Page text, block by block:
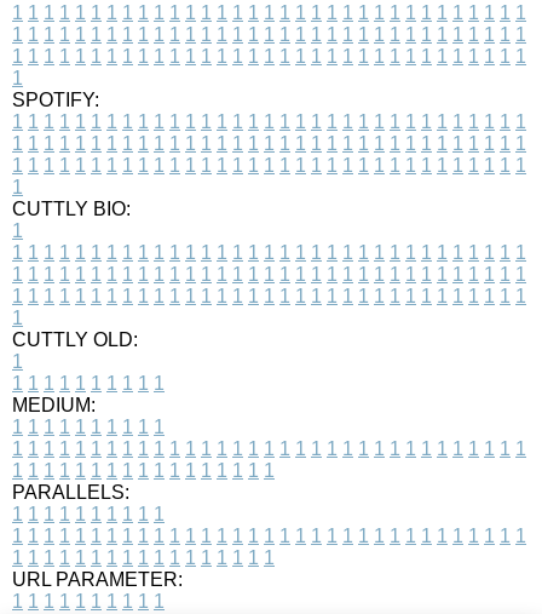
1 1 1 1 1 1 1 1 1 1 1 1 1 1 1 1 1 1 1 1 1 1 1 1 1 1 1 1 1 1 1 1 1
1 1 1 1 1 1 1 1 1 1 1 1 1 1 1 1 1 1 1 1 1 1 1 1 1 1 1 1 1 1 1 1 1
1 1 1 1 1 1 1 1 1 1 1 1 1 1 1 1 1 1 1 1 1 1 1 1 1 1 1 1 1 1 1 1 1
1
SPOTIFY:
1 1 1 1 1 1 1 1 1 1 1 1 1 1 1 1 1 1 1 1 1 1 1 1 1 1 1 1 1 1 1 1 1
1 1 1 1 1 1 1 1 1 1 1 1 1 1 1 1 1 1 1 1 1 1 1 1 1 1 1 1 1 1 1 1 1
1 1 1 1 1 1 1 1 1 1 1 1 1 1 1 1 1 1 1 1 1 1 1 1 1 1 1 1 1 1 1 1 1
1
CUTTLY BIO:
1
1 1 1 1 1 1 1 1 1 1 1 1 1 1 1 1 1 1 1 1 1 1 1 1 1 1 1 1 1 1 1 1 1
1 1 1 1 1 1 1 1 1 1 1 1 1 1 1 1 1 1 1 1 1 1 1 1 1 1 1 1 1 1 1 1 1
1 1 1 1 1 1 1 1 1 1 1 1 1 1 1 1 1 1 1 1 1 1 1 1 1 1 1 1 1 1 1 1 1
1
CUTTLY OLD:
1
1 1 1 1 1 1 1 1 1 1
MEDIUM:
1 1 1 1 1 1 1 1 1 1
1 1 1 1 1 1 1 1 1 1 1 1 1 1 1 1 1 1 1 1 1 1 1 1 1 1 1 1 1 1 1 1 1
1 1 1 1 1 1 1 1 1 1 1 1 1 1 1 1 1
PARALLELS:
1 1 1 1 1 1 1 1 1 1
1 1 1 1 1 1 1 1 1 1 1 1 1 1 1 1 1 1 1 1 1 1 1 1 1 1 1 1 1 1 1 1 1
1 1 1 1 1 1 1 1 1 1 1 1 1 1 1 1 1
URL PARAMETER:
1 1 1 1 1 1 1 1 1 1